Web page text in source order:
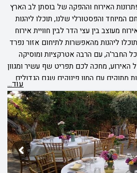
האירוח וההפקה של בוסתן לב הארץ
המיוחד והפסטורלי שלנו, תוכלו ליהנות
מעוצב בין עצי הדר לבין חוויית אירוח
ליהנות מהאפשרות לתיחום אזור נפרד
החבר'ה, עם הרבה אטרקציות ומוסיקה
האירוע, מחכה לכם תפריט שף עשיר ומגוון
מתוקים עם המון פינוקים שגם הגדולים
אתכם ליצור איתנו קשר עוד היום
בדרך לאירוע המושלם עליו אתם
עוֹד...